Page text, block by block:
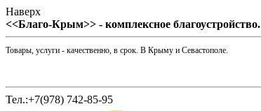
Наверх
<<Благо-Крым>> - комплексное благоустройство.
Товары, услуги - качественно, в срок. В Крыму и Севастополе.
Тел.:+7(978) 742-85-95